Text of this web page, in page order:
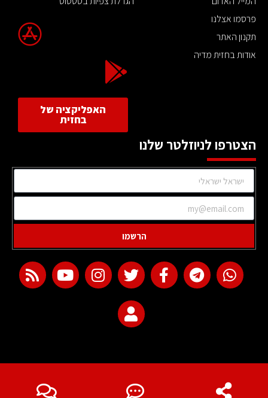
פרסמו אצלנו
תקנון האתר
אודות בחזית מדיה
האפליקציה של
בחזית
הצטרפו לניוזלטר שלנו
הרשמו
web development